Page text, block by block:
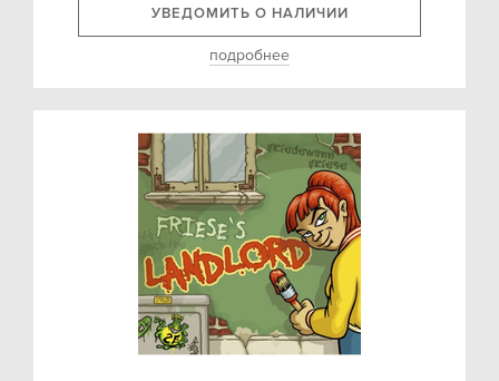
УВЕДОМИТЬ О НАЛИЧИИ
подробнее